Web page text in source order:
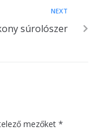
NEXT
súrolószer
mezőket *